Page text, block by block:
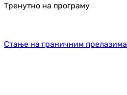
Тренутно на програму
Стање на граничним прелазима